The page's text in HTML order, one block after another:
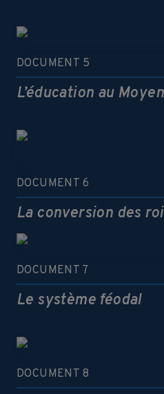
DOCUMENT 5
L’éducation au
DOCUMENT 6
La conversion des
DOCUMENT 7
Le système féodal
DOCUMENT 8